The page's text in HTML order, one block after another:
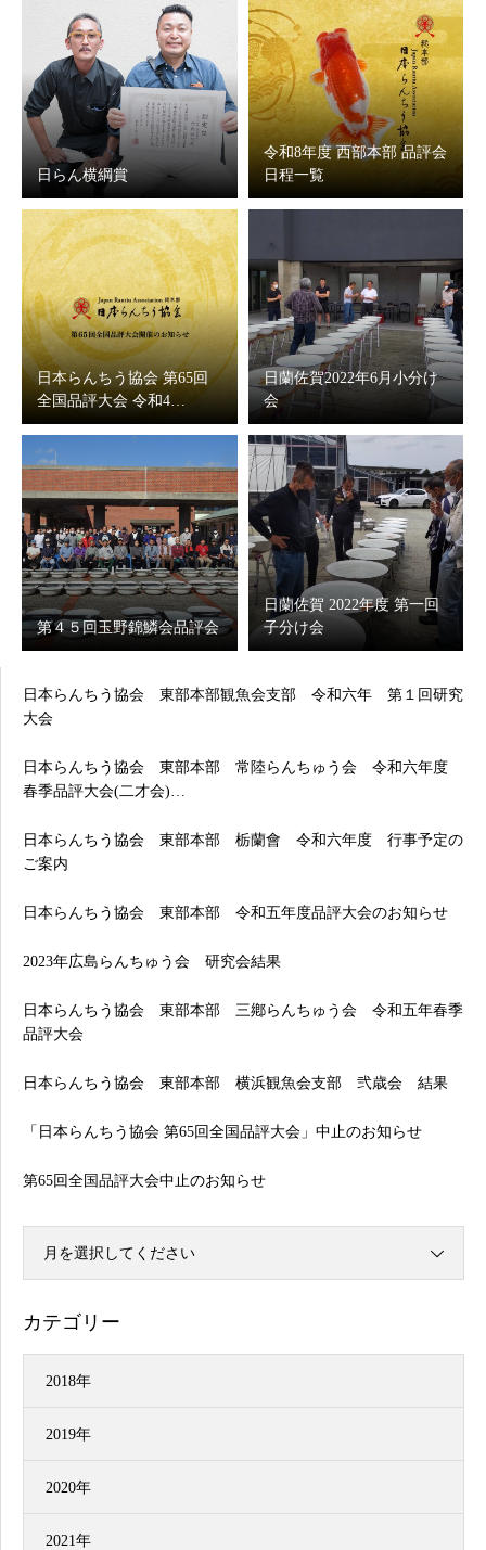
日らん横綱賞
令和8年度 西部本部 品評会
日程一覧
日本らんちう協会 第65回
全国品評大会 令和4…
日蘭佐賀2022年6月小分け
会
第４５回玉野錦鱗会品評会
日蘭佐賀 2022年度 第一回
子分け会
日本らんちう協会 東部本部観魚会支部 令和六年 第１回研究
大会
日本らんちう協会 東部本部 常陸らんちゅう会 令和六年度
春季品評大会(二才会)…
日本らんちう協会 東部本部 栃蘭會 令和六年度 行事予定の
ご案内
日本らんちう協会 東部本部 令和五年度品評大会のお知らせ
2023年広島らんちゅう会 研究会結果
日本らんちう協会 東部本部 三鄕らんちゅう会 令和五年春季
品評大会
日本らんちう協会 東部本部 横浜観魚会支部 弐歳会 結果
「日本らんちう協会 第65回全国品評大会」中止のお知らせ
第65回全国品評大会中止のお知らせ
月を選択してください
カテゴリー
2018年
2019年
2020年
2021年